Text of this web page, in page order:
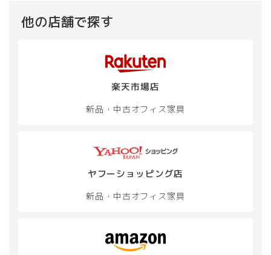
他の店舗で探す
楽天市場店
新品・中古オフィス家具
ヤフーショッピング店
新品・中古オフィス家具